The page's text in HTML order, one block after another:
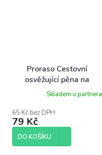
Proraso Cestovní
osvěžující pěna na
holení- eukalyptus, 50ml
Skladem u partnera
65 Kč bez DPH
79 Kč
DO KOŠÍKU